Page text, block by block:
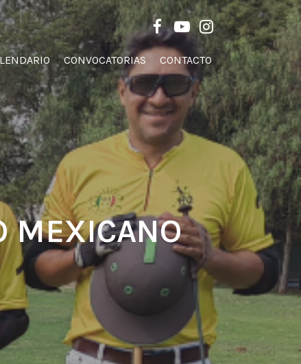
CONVOCATORIAS CONTACTO
FACEBOOK
YOUTUBEINSTAGRAM
MEXICANO